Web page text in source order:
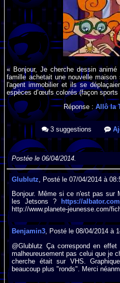
« Bonjour, Je cherche dessin
famille achetait une nouvelle
l'agent immobilier et ils se
espèces d’œufs colorés (façon
Réponse :Allô la
3 suggestions
Postée le 06/04/2014.
Glublutz , Posté le 07/04/2014 à
Bonjour. Même si ce n'est pas sur
les Jetsons ?
https://
http://www.planete-jeunesse.com/
Benjamin3, Posté le 08/04/2014 à
@Glublutz Ça correspond en
malheureusement pas celui que je
cherche était sur VHS.
beaucoup plus "ronds". Merci